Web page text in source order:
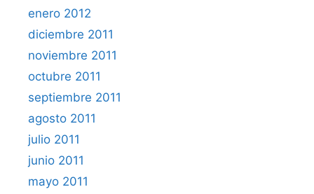
enero 2012
diciembre 2011
noviembre 2011
octubre 2011
septiembre 2011
agosto 2011
julio 2011
junio 2011
mayo 2011